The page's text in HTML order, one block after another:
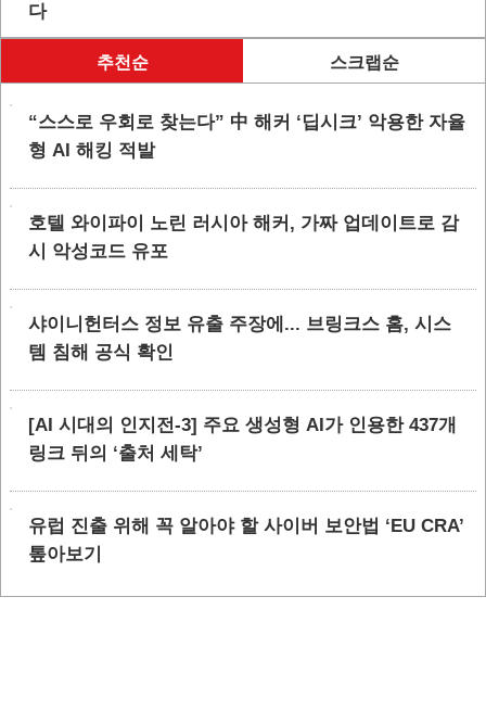
다
추천순 스크랩순
“스스로 우회로 찾는다” 中 해커 ‘딥시크’ 악용한 자율
형 AI 해킹 적발
호텔 와이파이 노린 러시아 해커, 가짜 업데이트로 감
시 악성코드 유포
샤이니헌터스 정보 유출 주장에... 브링크스 홈, 시스
템 침해 공식 확인
[AI 시대의 인지전-3] 주요 생성형 AI가 인용한 437개
링크 뒤의 ‘출처 세탁’
유럽 진출 위해 꼭 알아야 할 사이버 보안법 ‘EU CRA’
톺아보기